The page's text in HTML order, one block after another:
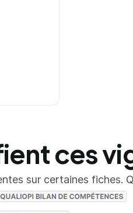
ces
sur certaines fiches.